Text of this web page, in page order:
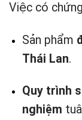
Việc có
Sản phẩm
Thái Lan.
Quy trình
nghiệm